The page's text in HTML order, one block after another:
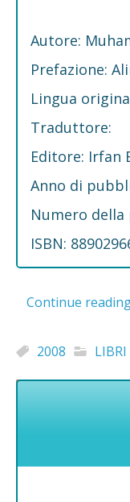
Autore:
Prefazione:
Lingua
Traduttore:
Editore: Irfan
Anno di
Numero della
ISBN:
Continue
2008 LIBRI